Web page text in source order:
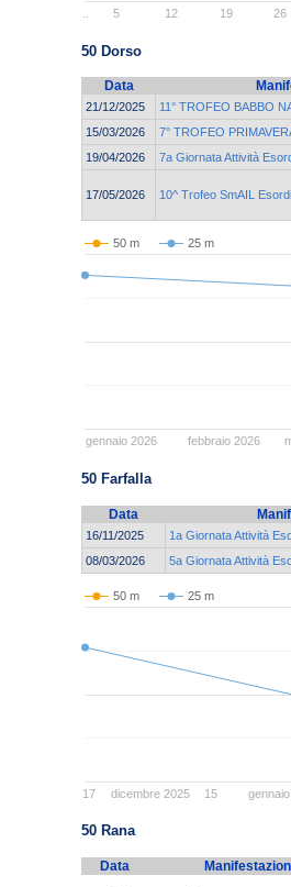
5 12 19 26
50 Dorso
Data
21/12/2025
11° TROFEO BABBO
15/03/2026
7° TROFEO
19/04/2026
7a Giornata Attività
17/05/2026 10^ Trofeo SmAIL
50 m 25 m
gennaio 2026 febbraio 2026
50 Farfalla
Data
16/11/2025
1a Giornata Attività
08/03/2026
5a Giornata Attività
50 m 25 m
dicembre 2025
17 15
50 Rana
Data